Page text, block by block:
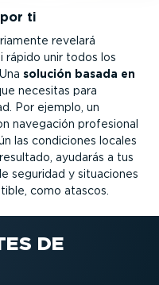
ti
revelará
rápido unir todos los
solución basada en
necesitas para
Por ejemplo, un
navegación profesional
las condiciones locales
ayudarás a tus
seguridad y situaciones
como atascos.
DE